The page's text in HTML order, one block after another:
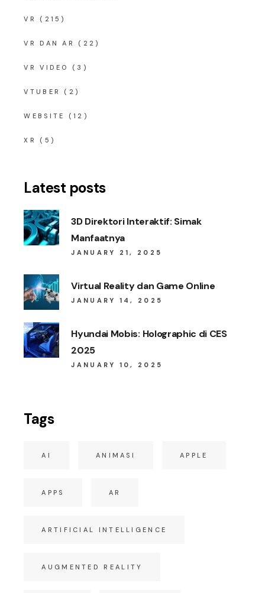
VR (215)
VR DAN AR (22)
VR VIDEO (3)
VTUBER (2)
WEBSITE (12)
XR (5)
Latest posts
3D Direktori Interaktif: Simak
Manfaatnya
JANUARY 21, 2025
Virtual Reality dan Game Online
JANUARY 14, 2025
Hyundai Mobis: Holographic di CES
2025
JANUARY 10, 2025
Tags
AI ANIMASI APPLE
APPS AR
ARTIFICIAL INTELLIGENCE
AUGMENTED REALITY